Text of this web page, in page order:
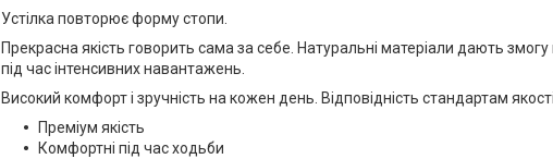
Устілка повторює форму стопи.
Прекрасна якість говорить сама за себе. Натуральні матеріали дають
під час інтенсивних навантажень.
Високий комфорт і зручність на кожен день. Відповідність стандартам якості.
Преміум якість
Комфортні під час ходьби